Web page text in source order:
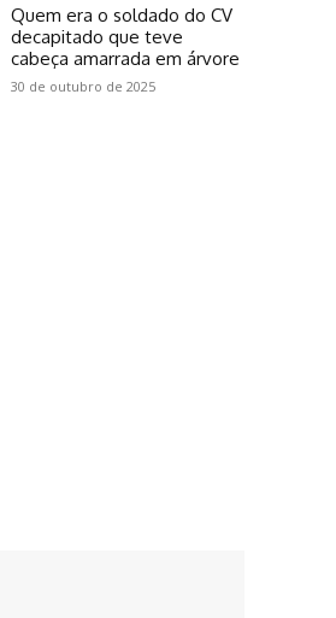
Quem era o soldado do CV
decapitado que teve
cabeça amarrada em árvore
30 de outubro de 2025